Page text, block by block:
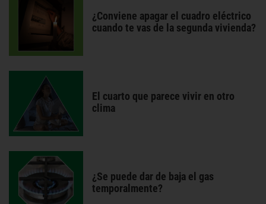
¿Conviene apagar el cuadro eléctrico
cuando te vas de la segunda vivienda?
El cuarto que parece vivir en otro
clima
¿Se puede dar de baja el gas
temporalmente?